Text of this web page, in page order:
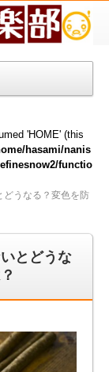
'HOME' (this
hasami/nanis
functio
どうなる？変色を防
とどうな